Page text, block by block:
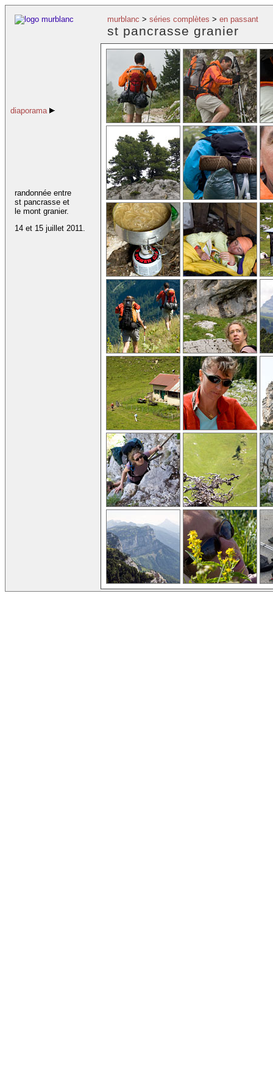
diaporama
randonnée entre
st pancrasse et
le mont granier.
14 et 15 juillet 2011.
murblanc > séries complètes > en passant
st pancrasse granier